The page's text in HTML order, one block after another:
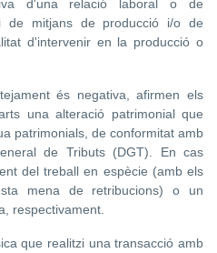
d'una relació laboral o de
de mitjans de producció i/o de
d'intervenir en la producció o
és negativa, afirmen els
una alteració patrimonial que
patrimonials, de conformitat amb
de Tributs (DGT). En cas
del treball en espècie (amb els
mena de retribucions) o un
respectivament.
que realitzi una transacció amb